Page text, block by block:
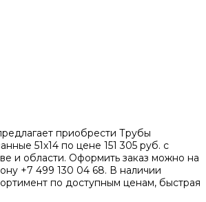
приобрести Трубы
51х14 по цене 151 305 руб. с
и области. Оформить заказ можно на
+7 499 130 04 68. В наличии
по доступным ценам, быстрая